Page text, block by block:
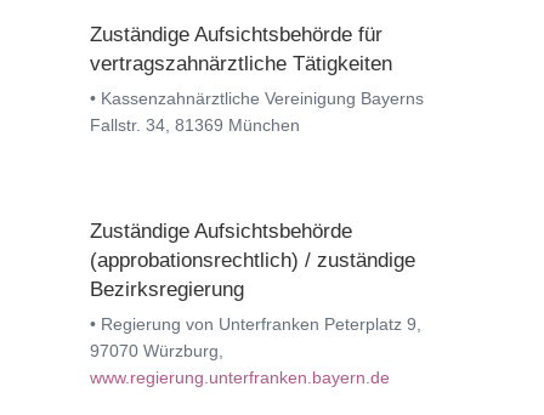
Zuständige Aufsichtsbehörde für
vertragszahnärztliche Tätigkeiten
• Kassenzahnärztliche Vereinigung Bayerns
Fallstr. 34, 81369 München
Zuständige Aufsichtsbehörde
(approbationsrechtlich) / zuständige
Bezirksregierung
• Regierung von Unterfranken Peterplatz 9,
97070 Würzburg,
www.regierung.unterfranken.bayern.de